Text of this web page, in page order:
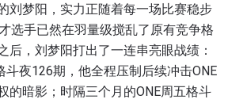
刘梦阳，实力正随着每一场比赛稳步
选手已然在羽量级搅乱了原有竞争格
后，刘梦阳打出了一连串亮眼战绩：
斗夜126期，他全程压制后续冲击ONE
的暗影；时隔三个月的ONE周五格斗